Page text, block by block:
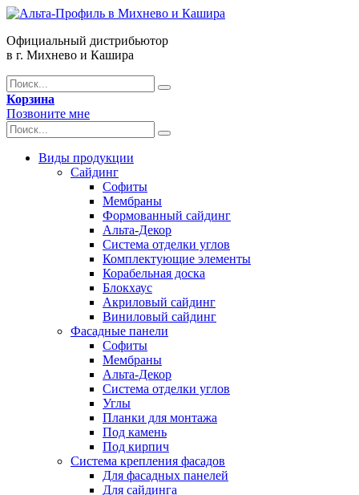
Официальный дистрибьютор
в г. Михнево и Кашира
Корзина
Позвоните мне
Виды продукции
Сайдинг
Софиты
Мембраны
Формованный сайдинг
Альта-Декор
Система отделки углов
Комплектующие элементы
Корабельная доска
Блокхаус
Акриловый сайдинг
Виниловый сайдинг
Фасадные панели
Софиты
Мембраны
Альта-Декор
Система отделки углов
Углы
Планки для монтажа
Под камень
Под кирпич
Система крепления фасадов
Для фасадных панелей
Для сайдинга